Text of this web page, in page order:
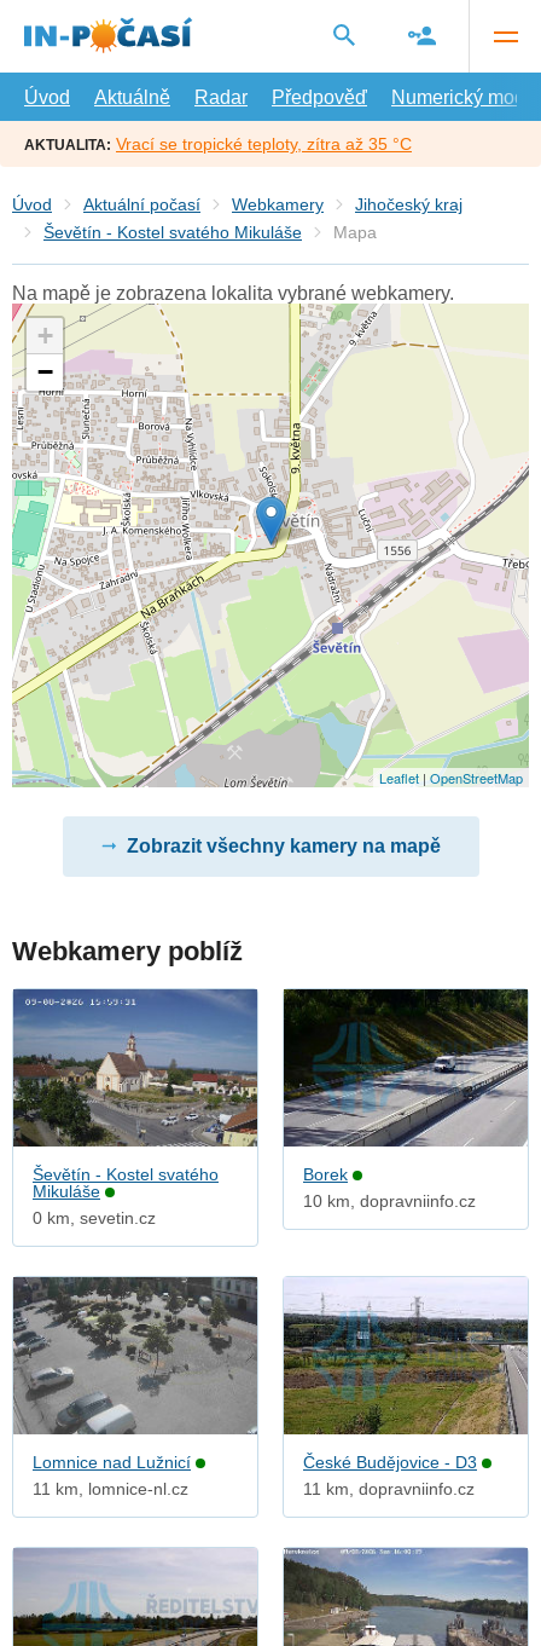
hlavní
Úvod
Aktuálně Radar Předpověď Numerický model
AKTUALITA: Vrací se tropické teploty, zítra až 35 °C
Úvod Aktuální počasí Webkamery
Jihočeský kraj
Ševětín - Kostel svatého Mikuláše
Mapa
Na mapě je zobrazena lokalita vybrané webkamery.
+
−
Leaflet | OpenStreetMap
Zobrazit všechny kamery na mapě
Webkamery poblíž
Ševětín - Kostel svatého
Mikuláše
0 km, sevetin.cz
Borek
10 km, dopravniinfo.cz
Lomnice nad Lužnicí
11 km, lomnice-nl.cz
České Budějovice - D3
11 km, dopravniinfo.cz